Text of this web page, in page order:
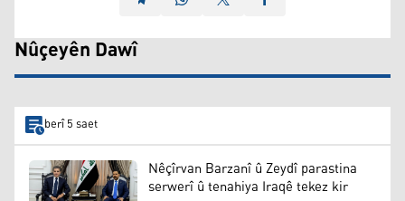
Nûçeyên Dawî
berî 5 saet
Nêçîrvan Barzanî û Zeydî parastina
serwerî û tenahiya Iraqê tekez kir